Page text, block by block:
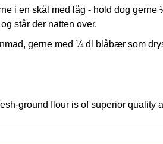
i en skål med låg - hold dog
står der natten over.
gerne med ¼dl blåbær som
ground flour is of superior